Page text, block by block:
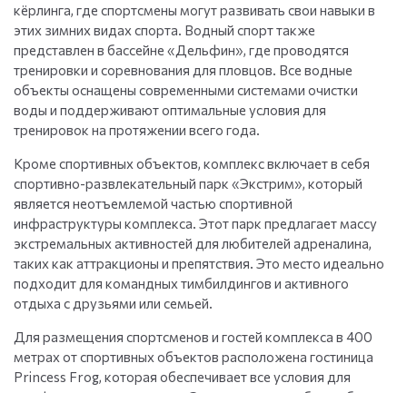
кёрлинга, где спортсмены могут развивать свои навыки в
этих зимних видах спорта. Водный спорт также
представлен в бассейне «Дельфин», где проводятся
тренировки и соревнования для пловцов. Все водные
объекты оснащены современными системами очистки
воды и поддерживают оптимальные условия для
тренировок на протяжении всего года.
Кроме спортивных объектов, комплекс включает в себя
спортивно-развлекательный парк «Экстрим», который
является неотъемлемой частью спортивной
инфраструктуры комплекса. Этот парк предлагает массу
экстремальных активностей для любителей адреналина,
таких как аттракционы и препятствия. Это место идеально
подходит для командных тимбилдингов и активного
отдыха с друзьями или семьей.
Для размещения спортсменов и гостей комплекса в 400
метрах от спортивных объектов расположена гостиница
Princess Frog, которая обеспечивает все условия для